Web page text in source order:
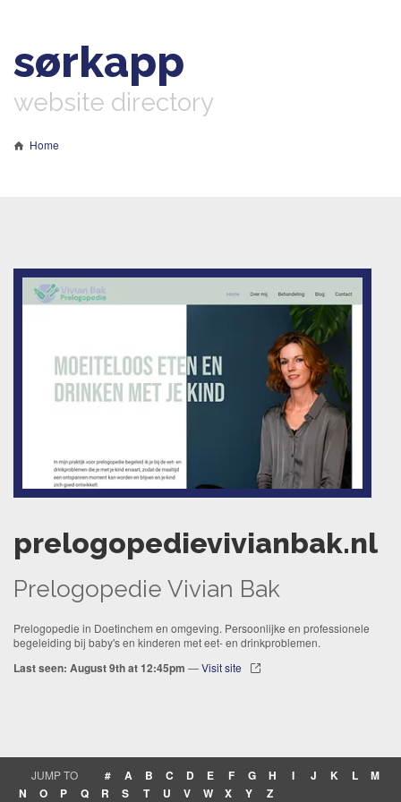
sørkapp
website directory
Home
prelogopedievivianbak.nl
Prelogopedie Vivian Bak
Prelogopedie in Doetinchem en omgeving. Persoonlijke en professionele
begeleiding bij baby's en kinderen met eet- en drinkproblemen.
Last seen: August 9th at 12:45pm —Visit site
JUMP TO # A B C D E F G H I J K L
M
N
O P Q R S T U V W X Y Z